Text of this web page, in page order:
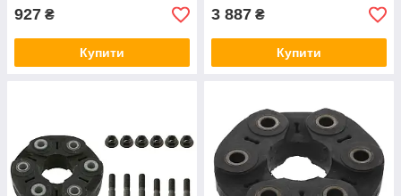
927 ₴
Купити
3 887 ₴
Купити